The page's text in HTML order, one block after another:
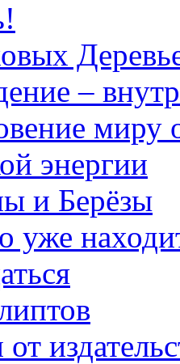
–
миру
энергии
и Берёзы
уже